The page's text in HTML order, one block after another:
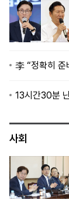
李 “정확히 준
13시간30분
사회